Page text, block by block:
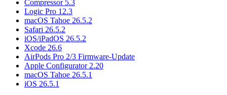
Compressor 5.3
Logic Pro 12.3
macOS Tahoe 26.5.2
Safari 26.5.2
iOS/iPadOS 26.5.2
Xcode 26.6
AirPods Pro 2/3 Firmware-Update
Apple Configurator 2.20
macOS Tahoe 26.5.1
iOS 26.5.1